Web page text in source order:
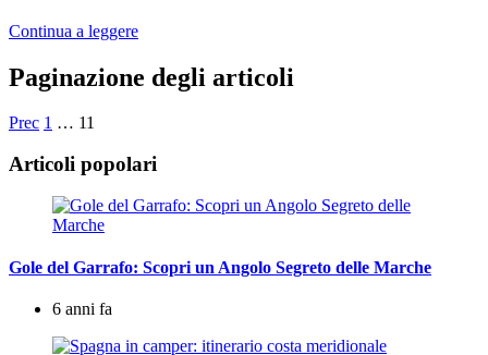
Continua a leggere
Paginazione degli articoli
Prec 1 … 11
Articoli popolari
Gole del Garrafo: Scopri un Angolo Segreto delle Marche
6 anni fa